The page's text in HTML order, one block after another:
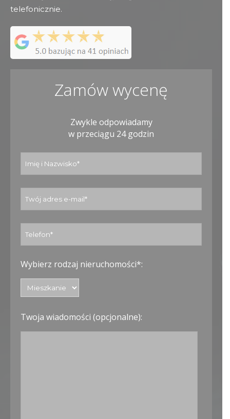
telefonicznie.
Zamów wycenę
Zwykle odpowiadamy
w przeciągu 24 godzin
Wybierz rodzaj nieruchomości*:
Twoja wiadomości (opcjonalne):